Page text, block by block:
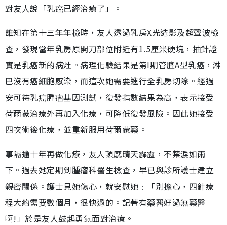
對友人說「乳癌已經治癒了」。
誰知在第十三年年檢時，友人透過乳房X光造影及超聲波檢
查，發現當年乳房原開刀部位附近有1.5厘米硬塊，抽針證
實是乳癌新的病灶。病理化驗結果是第I期管腔A型乳癌，淋
巴沒有癌細胞感染，而這次她需要進行全乳房切除。經過
安可待乳癌腫瘤基因測試，復發指數結果為高，表示接受
荷爾蒙治療外再加入化療，可降低復發風險。因此她接受
四次術後化療，並重新服用荷爾蒙藥。
事隔逾十年再做化療，友人頓感晴天霹靂，不禁淚如雨
下。過去她定期到腫瘤科醫生檢查，早已與診所護士建立
親密關係。護士見她傷心，就安慰她﹕「別擔心，四針療
程大約需要數個月，很快過的。記著有藥醫好過無藥醫
啊!」於是友人鼓起勇氣面對治療。